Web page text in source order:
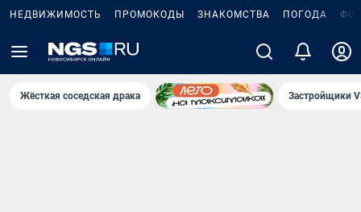
НЕДВИЖИМОСТЬ ПРОМОКОДЫ ЗНАКОМСТВА ПОГОДА
Жёсткая соседская драка Застройщики